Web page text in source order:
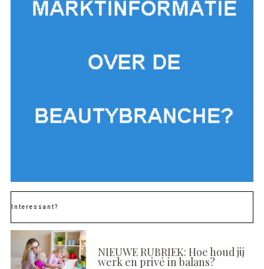
Interessant?
NIEUWE RUBRIEK: Hoe houd jij
werk en privé in balans?